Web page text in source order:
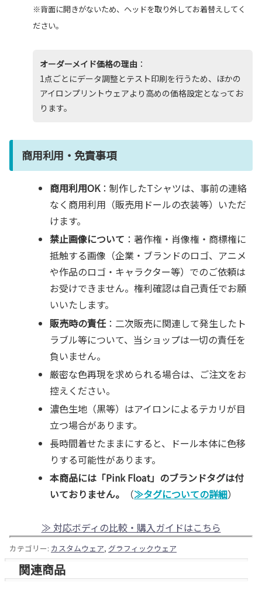
※背面に開きがないため、ヘッドを取り外してお着替えしてく
ださい。
オーダーメイド価格の理由 ：
1点ごとにデータ調整とテスト印刷を行うため、ほかの
アイロンプリントウェアより高めの価格設定となってお
ります。
商用利用・免責事項
商用利用OK：制作したTシャツは、事前の連絡
なく商用利用（販売用ドールの衣装等）いただ
けます。
禁止画像について ：著作権・肖像権・商標権に
抵触する画像（企業・ブランドのロゴ、アニメ
や作品のロゴ・キャラクター等）でのご依頼は
お受けできません。権利確認は自己責任でお願
いいたします。
販売時の責任：二次販売に関連して発生したト
ラブル等について、当ショップは一切の責任を
負いません。
厳密な色再現を求められる場合は、ご注文をお
控えください。
濃色生地（黒等）はアイロンによるテカリが目
立つ場合があります。
長時間着せたままにすると、ドール本体に色移
りする可能性があります。
本商品には「Pink Float」のブランドタグは付
いておりません。
（≫タグについての詳細）
≫ 対応ボディの比較・購入ガイドはこちら
カテゴリー: カスタムウェア, グラフィックウェア
関連商品